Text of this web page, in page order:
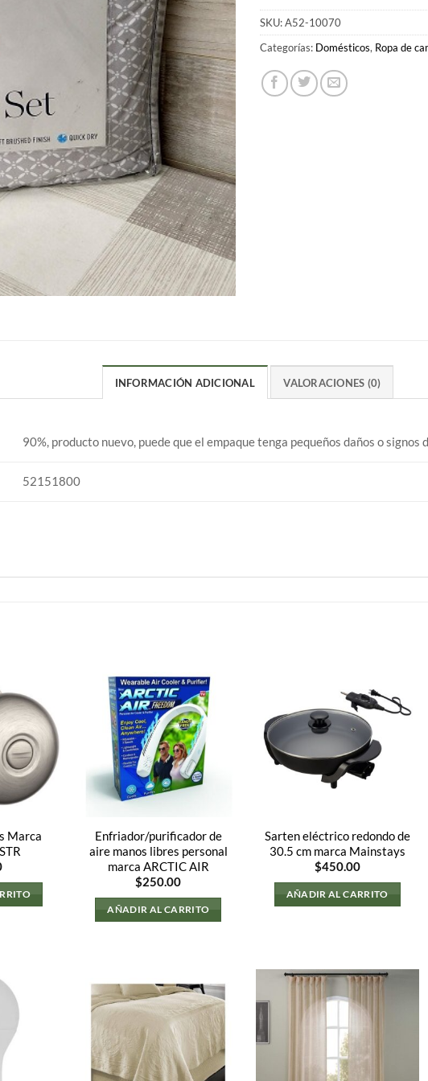
SKU:A52-10070
Categorías: Domésticos, Ropa de
INFORMACIÓN ADICIONAL VALORACIONES (0)
90%, producto nuevo, puede que el empaque tenga pequeños daños o signos
52151800
Marca
Enfriador/purificador de
aire manos libres personal
marca ARCTIC AIR
$250.00
AÑADIR AL CARRITO
Sarten eléctrico redondo de
30.5 cm marca Mainstays
$450.00
AÑADIR AL CARRITO